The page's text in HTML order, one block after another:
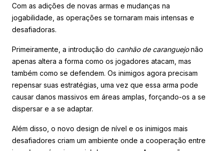
Com as adições de novas armas e mudanças na
jogabilidade, as operações se tornaram mais intensas e
desafiadoras.
Primeiramente, a introdução do canhão de caranguejonão
apenas altera a forma como os jogadores atacam, mas
também como se defendem. Os inimigos agora precisam
repensar suas estratégias, uma vez que essa arma pode
causar danos massivos em áreas amplas, forçando-os a se
dispersar e a se adaptar.
Além disso, o novo design de nível e os inimigos mais
desafiadores criam um ambiente onde a cooperação entre